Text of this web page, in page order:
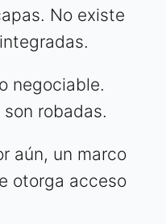
No existe
negociable.
robadas.
aún, un marco
otorga acceso